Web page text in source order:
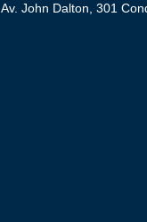
Av. John Dalton, 301